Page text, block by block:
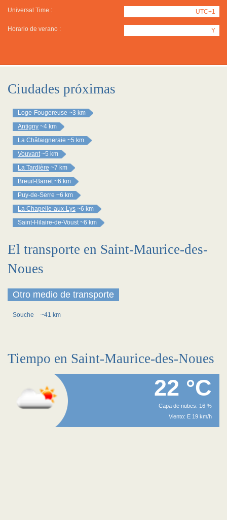
Universal Time : UTC+1
Horario de verano : Y
Ciudades próximas
Loge-Fougereuse ~3 km
Antigny ~4 km
La Châtaigneraie ~5 km
Vouvant ~5 km
La Tardière ~7 km
Breuil-Barret ~6 km
Puy-de-Serre ~6 km
La Chapelle-aux-Lys ~6 km
Saint-Hilaire-de-Voust ~6 km
El transporte en Saint-Maurice-des-
Noues
Otro medio de transporte
Souche ~41 km
Tiempo en Saint-Maurice-des-Noues
22 °C
Capa de nubes: 16 %
Viento: E 19 km/h